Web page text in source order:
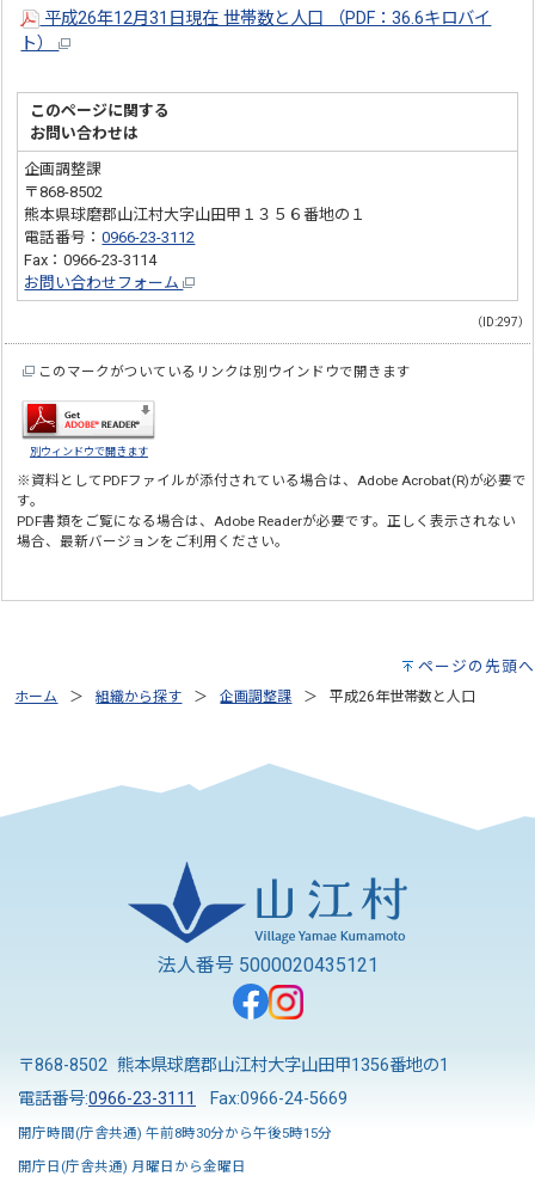
平成26年12月31日現在 世帯数と人口 （PDF：36.6キロバイ
ト）
このページに関する
お問い合わせは
企画調整課
〒868-8502
熊本県球磨郡山江村大字山田甲１３５６番地の１
電話番号：0966-23-3112
Fax：0966-23-3114
お問い合わせフォーム
（ID:297）
このマークがついているリンクは別ウインドウで開きます
別ウィンドウで開きます
※資料としてPDFファイルが添付されている場合は、 Adobe Acrobat(R)が必要で
す。
PDF書類をご覧になる場合は、 Adobe Readerが必要です。正しく表示されない
場合、最新バージョンをご利用ください。
ページの先頭へ
ホーム 組織から探す 企画調整課 平成26年世帯数と人口
法人番号 5000020435121
〒868-8502 熊本県球磨郡山江村大字山田甲1356番地の1
電話番号:0966-23-3111 Fax:0966-24-5669
開庁時間(庁舎共通) 午前8時30分から午後5時15分
開庁日(庁舎共通) 月曜日から金曜日